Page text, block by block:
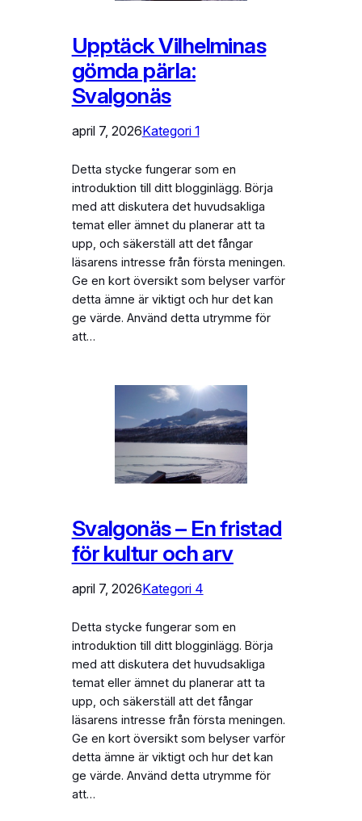
Upptäck Vilhelminas
gömda pärla:
Svalgonäs
april 7, 2026Kategori 1
Detta stycke fungerar som en
introduktion till ditt blogginlägg. Börja
med att diskutera det huvudsakliga
temat eller ämnet du planerar att ta
upp, och säkerställ att det fångar
läsarens intresse från första meningen.
Ge en kort översikt som belyser varför
detta ämne är viktigt och hur det kan
ge värde. Använd detta utrymme för
att…
Svalgonäs – En fristad
för kultur och arv
april 7, 2026Kategori 4
Detta stycke fungerar som en
introduktion till ditt blogginlägg. Börja
med att diskutera det huvudsakliga
temat eller ämnet du planerar att ta
upp, och säkerställ att det fångar
läsarens intresse från första meningen.
Ge en kort översikt som belyser varför
detta ämne är viktigt och hur det kan
ge värde. Använd detta utrymme för
att…